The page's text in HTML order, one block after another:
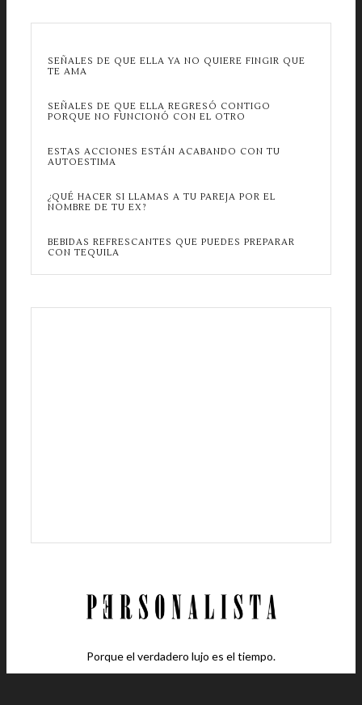
SEÑALES DE QUE ELLA YA NO QUIERE FINGIR QUE
TE AMA
SEÑALES DE QUE ELLA REGRESÓ CONTIGO
PORQUE NO FUNCIONÓ CON EL OTRO
ESTAS ACCIONES ESTÁN ACABANDO CON TU
AUTOESTIMA
¿QUÉ HACER SI LLAMAS A TU PAREJA POR EL
NOMBRE DE TU EX?
BEBIDAS REFRESCANTES QUE PUEDES PREPARAR
CON TEQUILA
Porque el verdadero lujo es el tiempo.